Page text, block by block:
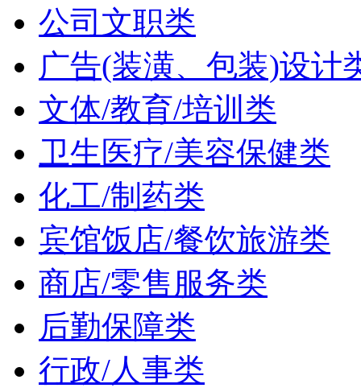
公司文职类
广告(装潢、包装)设计
文体/教育/培训类
卫生医疗/美容保健类
化工/制药类
宾馆饭店/餐饮旅游类
商店/零售服务类
后勤保障类
行政/人事类